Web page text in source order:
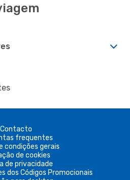
Contacto
frequentes
condições gerais
de cookies
de privacidade
dos Códigos Promocionais